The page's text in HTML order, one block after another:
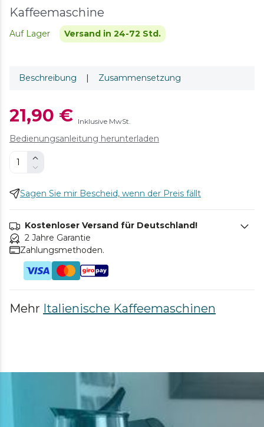
Kaffeemaschine
Auf Lager Versand in 24-72 Std.
Beschreibung | Zusammensetzung
21,90 € Inklusive MwSt.
Bedienungsanleitung herunterladen
Sagen Sie mir Bescheid, wenn der Preis fällt
Kostenloser Versand für Deutschland!
2 Jahre Garantie
Zahlungsmethoden.
Mehr Italienische Kaffeemaschinen